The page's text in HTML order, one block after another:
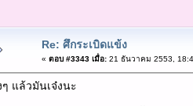
Re: ศึกระเบิดแข้ง
« ตอบ #3343 เมื่อ:21 ธันวาคม 2553,
ๆ แล้วมันเจ๋งนะ